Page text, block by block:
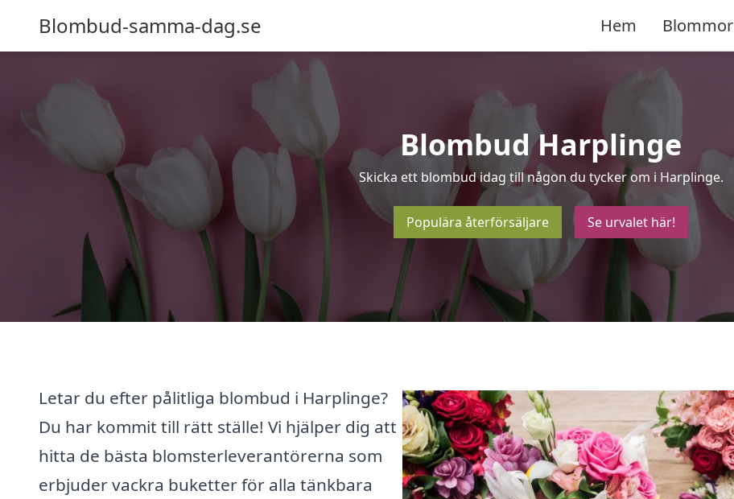
Blombud-samma-dag.se Hem Blommor
Blombud Harplinge
Skicka ett blombud idag till någon du tycker om i Harplinge.
Populära återförsäljare Se urvalet här!
Letar du efter pålitliga blombud i Harplinge?
Du har kommit till rätt ställe! Vi hjälper dig att
hitta de bästa blomsterleverantörerna som
erbjuder vackra buketter för alla tänkbara